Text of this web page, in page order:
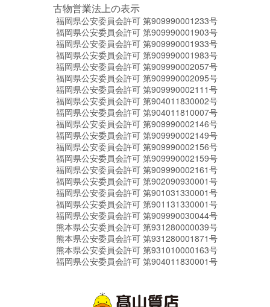
古物営業法上の表示
福岡県公安委員会許可 第909990001233号
福岡県公安委員会許可 第909990001903号
福岡県公安委員会許可 第909990001933号
福岡県公安委員会許可 第909990001983号
福岡県公安委員会許可 第909990002057号
福岡県公安委員会許可 第909990002095号
福岡県公安委員会許可 第909990002111号
福岡県公安委員会許可 第904011830002号
福岡県公安委員会許可 第904011810007号
福岡県公安委員会許可 第909990002146号
福岡県公安委員会許可 第909990002149号
福岡県公安委員会許可 第909990002156号
福岡県公安委員会許可 第909990002159号
福岡県公安委員会許可 第909990002161号
福岡県公安委員会許可 第902090930001号
福岡県公安委員会許可 第901031330001号
福岡県公安委員会許可 第901131330001号
福岡県公安委員会許可 第909990030044号
熊本県公安委員会許可 第931280000039号
熊本県公安委員会許可 第931280001871号
熊本県公安委員会許可 第931010000163号
福岡県公安委員会許可 第904011830001号